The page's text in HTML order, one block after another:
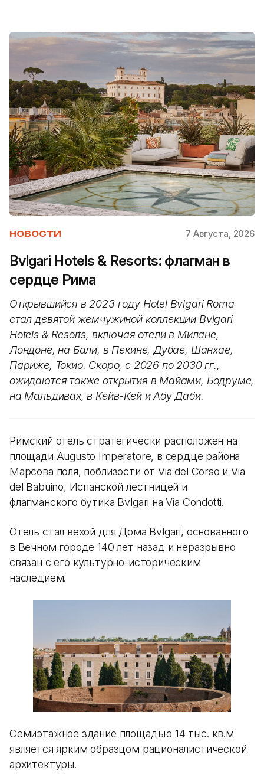
НОВОСТИ 7 Августа, 2026
Bvlgari Hotels & Resorts: флагман в
сердце Рима
Открывшийся в 2023 году Hotel Bvlgari Roma
стал девятой жемчужиной коллекции Bvlgari
Hotels & Resorts, включая отели в Милане,
Лондоне, на Бали, в Пекине, Дубае, Шанхае,
Париже, Токио. Скоро, с 2026 по 2030 гг.,
ожидаются также открытия в Майами, Бодруме,
на Мальдивах, в Кейв-Кей и Абу Даби.
Римский отель стратегически расположен на
площади Augusto Imperatore, в сердце района
Марсова поля, поблизости от Via del Corso и Via
del Babuino, Испанской лестницей и
флагманского бутика Bvlgari на Via Condotti.
Отель стал вехой для Дома Bvlgari, основанного
в Вечном городе 140 лет назад и неразрывно
связан с его культурно-историческим
наследием.
Семиэтажное здание площадью 14 тыс. кв.м
является ярким образцом рационалистической
архитектуры.